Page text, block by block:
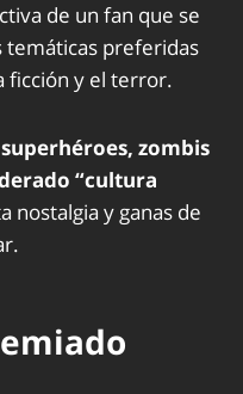
de un fan que se
temáticas preferidas
ficción y el terror.
zombis
“cultura
nostalgia y ganas de